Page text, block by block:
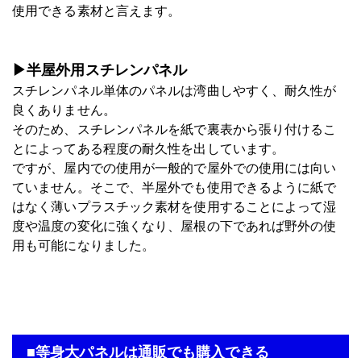
使用できる素材と言えます。
▶半屋外用スチレンパネル
スチレンパネル単体のパネルは湾曲しやすく、耐久性が
良くありません。
そのため、スチレンパネルを紙で裏表から張り付けるこ
とによってある程度の耐久性を出しています。
ですが、屋内での使用が一般的で屋外での使用には向い
ていません。そこで、半屋外でも使用できるように紙で
はなく薄いプラスチック素材を使用することによって湿
度や温度の変化に強くなり、屋根の下であれば野外の使
用も可能になりました。
■等身大パネルは通販でも購入できる